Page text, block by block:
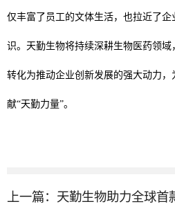
仅丰富了员工的文体生活，也拉近了
识。天勤生物将持续深耕生物医药领
转化为推动企业创新发展的强大动力
献“天勤力量”。
上一篇： 天勤生物助力全球首款mRNA